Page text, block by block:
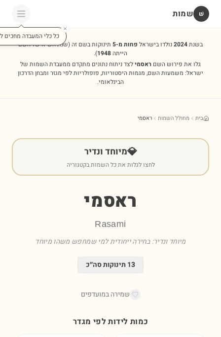
שׁ שמות
כל כלי המעבדה מחכים
בשנת2024נולדו בישראל פחות מ-5 תינוקות בשם זה(שנת השיא של השם
הייתה1948
).
גלו את פירוש השם ראסמילצד ניתוח נתונים מתקדם ממעבדת השמות של
ישראל: משמעות השם, מגמות היסטוריות, פופולריות לפי מגזר ומבחן הדרכון
הבינלאומי.
בית מחולל השמות ראסמי
💎מיוחד ונדיר
לחצו לגלות את כל השמות בקטגוריה
ראסמי
Rasami
מיוחד ונדיר: בחירה ייחודית למי שמחפש משהו מיוחד
13 תינוקות סה״כ
שמירה במועדפים
כמות לידות לפי מגדר